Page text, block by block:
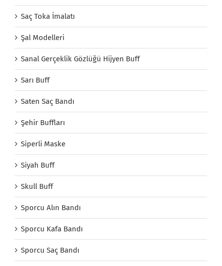
Saç Toka İmalatı
Şal Modelleri
Sanal Gerçeklik Gözlüğü Hijyen Buff
Sarı Buff
Saten Saç Bandı
Şehir Buffları
Siperli Maske
Siyah Buff
Skull Buff
Sporcu Alın Bandı
Sporcu Kafa Bandı
Sporcu Saç Bandı